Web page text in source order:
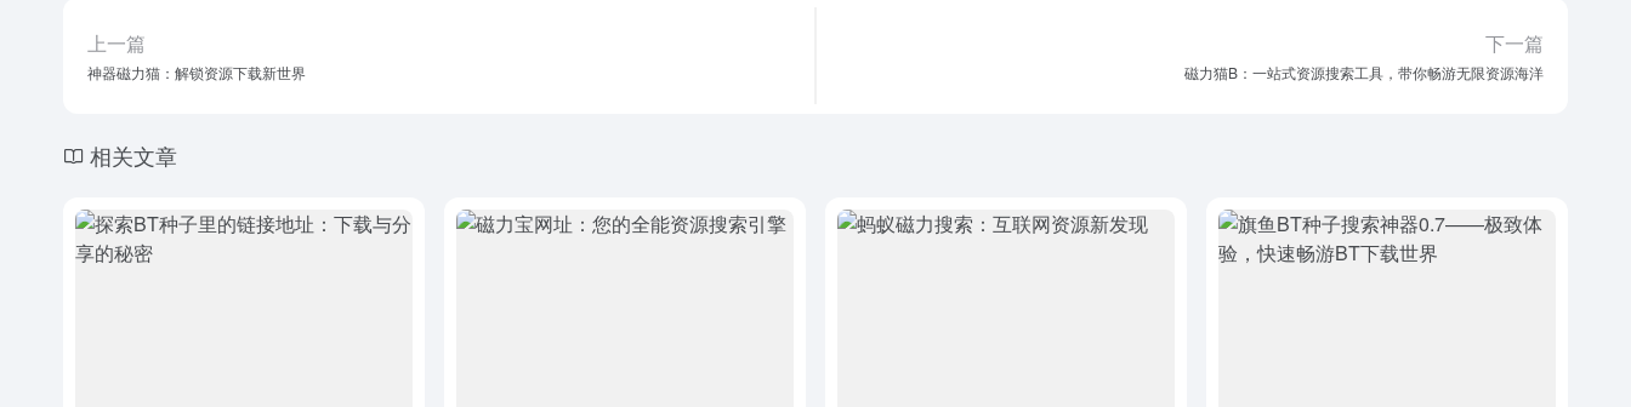
上一篇
神器磁力猫：解锁资源下载新世界
下一篇
磁力猫B：一站式资源搜索工具，带你畅游无限资源海洋
相关文章